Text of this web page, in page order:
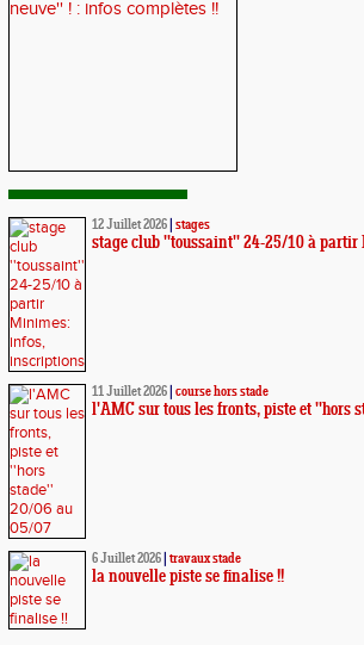
FORMATIONS
ENGAGES
12 Juillet 2026 stages
stage club ''toussaint'' 24-25/10 à
11 Juillet 2026 course hors stade
l'AMC sur tous les fronts, piste et ''hors
6 Juillet 2026 travaux stade
la nouvelle piste se finalise !!